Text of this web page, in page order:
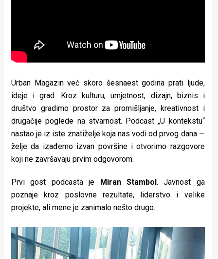
Urban Magazin već skoro šesnaest godina prati ljude,
ideje i grad. Kroz kulturu, umjetnost, dizajn, biznis i
društvo gradimo prostor za promišljanje, kreativnost i
drugačije poglede na stvarnost. Podcast „U kontekstu“
nastao je iz iste znatiželje koja nas vodi od prvog dana —
želje da izađemo izvan površine i otvorimo razgovore
koji ne završavaju prvim odgovorom.
Prvi gost podcasta je Miran Stambol . Javnost ga
poznaje kroz poslovne rezultate, liderstvo i velike
projekte, ali mene je zanimalo nešto drugo.